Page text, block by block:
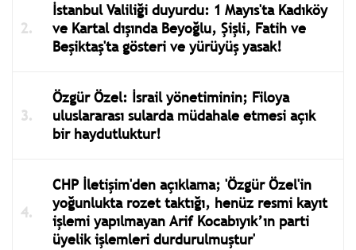
İstanbul Valiliği duyurdu: 1 Mayıs'ta Kadıköy
ve Kartal dışında Beyoğlu, Şişli, Fatih ve
Beşiktaş'ta gösteri ve yürüyüş yasak!
Özgür Özel: İsrail yönetiminin; Filoya
uluslararası sularda müdahale etmesi açık
bir haydutluktur!
CHP İletişim'den açıklama; 'Özgür Özel'in
yoğunlukta rozet taktığı, henüz resmi kayıt
işlemi yapılmayan Arif Kocabıyık’ın parti
üyelik işlemleri durdurulmuştur'